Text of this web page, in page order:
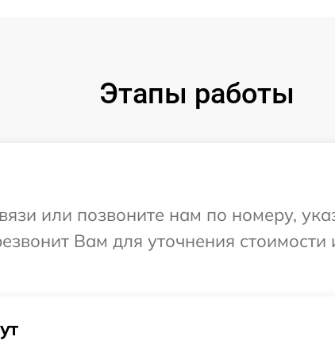
Этапы работы
или позвоните нам по номеру,
Вам для уточнения